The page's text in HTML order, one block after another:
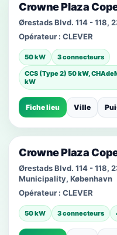
Crowne Plaza
Ørestads Blvd. 114 - 118,
Opérateur : CLEVER
50 kW
3 connecteurs
CCS (Type 2) 50 kW,
kW
Fiche lieu Ville
Crowne Plaza
Ørestads Blvd. 114 - 118,
Municipality, København
Opérateur : CLEVER
50 kW 3 connecteurs